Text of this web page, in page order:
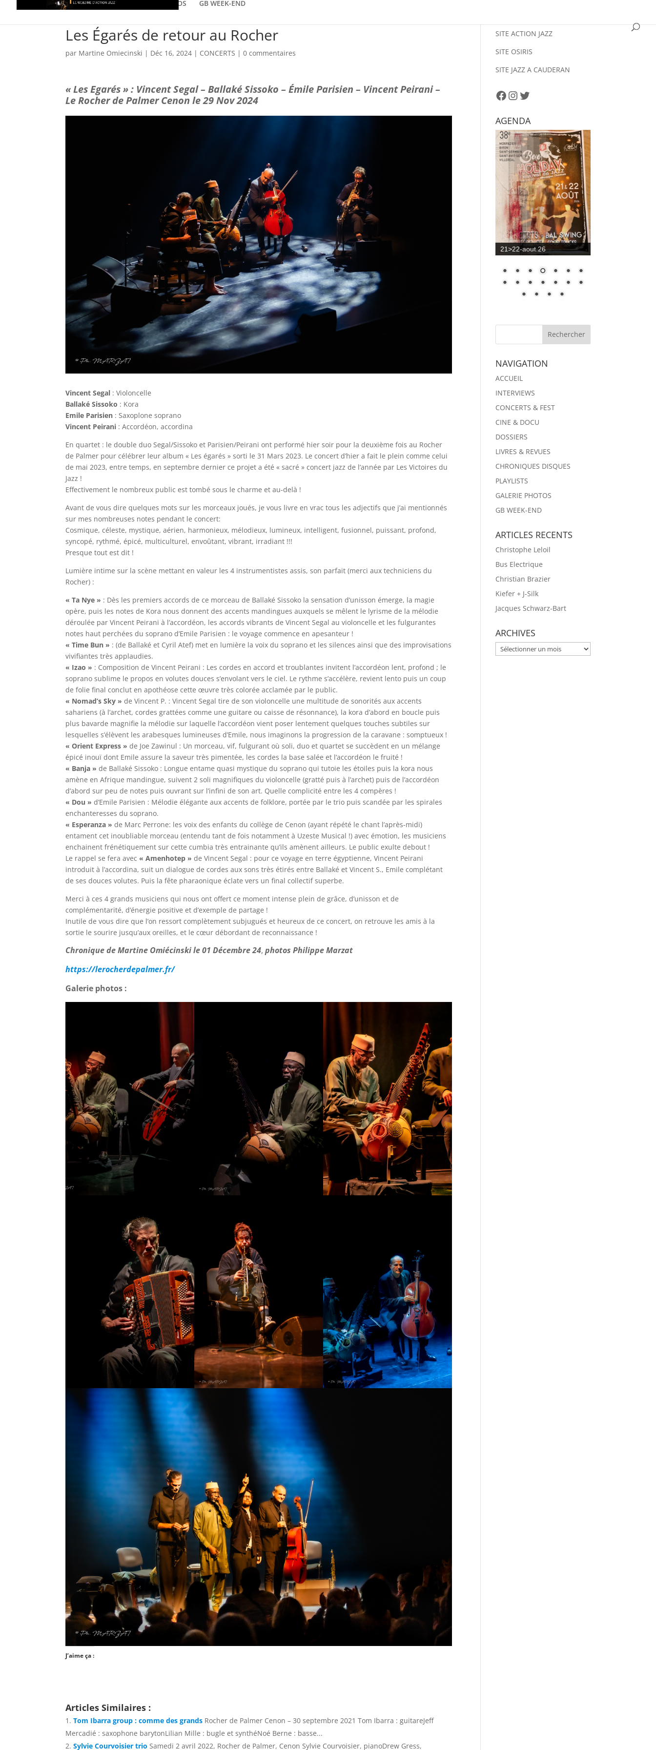
GALERIE PHOTOS GB WEEK-END
Les Égarés de retour au Rocher
par Martine Omiecinski | Déc 16, 2024 | CONCERTS |0 commentaires
« Les Egarés » : Vincent Segal – Ballaké Sissoko – Émile Parisien – Vincent Peirani –
Le Rocher de Palmer Cenon le 29 Nov 2024
Vincent Segal : Violoncelle
Ballaké Sissoko : Kora
Emile Parisien : Saxoplone soprano
Vincent Peirani : Accordéon, accordina
En quartet : le double duo Segal/Sissoko et Parisien/Peirani ont performé hier soir pour la deuxième fois au Rocher
de Palmer pour célébrer leur album « Les égarés » sorti le 31 Mars 2023. Le concert d’hier a fait le plein comme celui
de mai 2023, entre temps, en septembre dernier ce projet a été « sacré » concert jazz de l’année par Les Victoires du
Jazz !
Effectivement le nombreux public est tombé sous le charme et au-delà !
Avant de vous dire quelques mots sur les morceaux joués, je vous livre en vrac tous les adjectifs que j’ai mentionnés
sur mes nombreuses notes pendant le concert:
Cosmique, céleste, mystique, aérien, harmonieux, mélodieux, lumineux, intelligent, fusionnel, puissant, profond,
syncopé, rythmé, épicé, multiculturel, envoûtant, vibrant, irradiant !!!
Presque tout est dit !
Lumière intime sur la scène mettant en valeur les 4 instrumentistes assis, son parfait (merci aux techniciens du
Rocher) :
« Ta Nye » : Dès les premiers accords de ce morceau de Ballaké Sissoko la sensation d’unisson émerge, la magie
opère, puis les notes de Kora nous donnent des accents mandingues auxquels se mêlent le lyrisme de la mélodie
déroulée par Vincent Peirani à l’accordéon, les accords vibrants de Vincent Segal au violoncelle et les fulgurantes
notes haut perchées du soprano d’Emile Parisien : le voyage commence en apesanteur !
« Time Bun » : (de Ballaké et Cyril Atef) met en lumière la voix du soprano et les silences ainsi que des improvisations
vivifiantes très applaudies.
« Izao » : Composition de Vincent Peirani : Les cordes en accord et troublantes invitent l’accordéon lent, profond ; le
soprano sublime le propos en volutes douces s’envolant vers le ciel. Le rythme s’accélère, revient lento puis un coup
de folie final conclut en apothéose cette œuvre très colorée acclamée par le public.
« Nomad’s Sky » de Vincent P. : Vincent Segal tire de son violoncelle une multitude de sonorités aux accents
sahariens (à l’archet, cordes grattées comme une guitare ou caisse de résonnance), la kora d’abord en boucle puis
plus bavarde magnifie la mélodie sur laquelle l’accordéon vient poser lentement quelques touches subtiles sur
lesquelles s’élèvent les arabesques lumineuses d’Emile, nous imaginons la progression de la caravane : somptueux !
« Orient Express »de Joe Zawinul : Un morceau, vif, fulgurant où soli, duo et quartet se succèdent en un mélange
épicé inouï dont Emile assure la saveur très pimentée, les cordes la base salée et l’accordéon le fruité !
« Banja » de Ballaké Sissoko : Longue entame quasi mystique du soprano qui tutoie les étoiles puis la kora nous
amène en Afrique mandingue, suivent 2 soli magnifiques du violoncelle (gratté puis à l’archet) puis de l’accordéon
d’abord sur peu de notes puis ouvrant sur l’infini de son art. Quelle complicité entre les 4 compères !
« Dou » d’Emile Parisien : Mélodie élégante aux accents de folklore, portée par le trio puis scandée par les spirales
enchanteresses du soprano.
« Esperanza »de Marc Perrone: les voix des enfants du collège de Cenon (ayant répété le chant l’après-midi)
entament cet inoubliable morceau (entendu tant de fois notamment à Uzeste Musical !) avec émotion, les musiciens
enchainent frénétiquement sur cette cumbia très entrainante qu’ils amènent ailleurs. Le public exulte debout !
Le rappel se fera avec « Amenhotep » de Vincent Segal : pour ce voyage en terre égyptienne, Vincent Peirani
introduit à l’accordina, suit un dialogue de cordes aux sons très étirés entre Ballaké et Vincent S., Emile complétant
de ses douces volutes. Puis la fête pharaonique éclate vers un final collectif superbe.
Merci à ces 4 grands musiciens qui nous ont offert ce moment intense plein de grâce, d’unisson et de
complémentarité, d’énergie positive et d’exemple de partage !
Inutile de vous dire que l’on ressort complètement subjugués et heureux de ce concert, on retrouve les amis à la
sortie le sourire jusqu’aux oreilles, et le cœur débordant de reconnaissance !
Chronique de Martine Omiécinski le 01 Décembre 24,photos Philippe Marzat
https://lerocherdepalmer.fr/
Galerie photos :
J’aime ça :
Articles Similaires :
Tom Ibarra group : comme des grands Rocher de Palmer Cenon – 30 septembre 2021 Tom Ibarra : guitareJeff
Mercadié : saxophone barytonLilian Mille : bugle et synthéNoé Berne : basse...
Sylvie Courvoisier trio Samedi 2 avril 2022, Rocher de Palmer, Cenon Sylvie Courvoisier, pianoDrew Gress,
SITE ACTION JAZZ
SITE OSIRIS
SITE JAZZ A CAUDERAN
Facebook
Instagram
Twitter
AGENDA
21>22-aout.26
NAVIGATION
ACCUEIL
INTERVIEWS
CONCERTS & FEST
CINE & DOCU
DOSSIERS
LIVRES & REVUES
CHRONIQUES DISQUES
PLAYLISTS
GALERIE PHOTOS
GB WEEK-END
ARTICLES RECENTS
Christophe Leloil
Bus Electrique
Christian Brazier
Kiefer + J-Silk
Jacques Schwarz-Bart
ARCHIVES
ARCHIVES